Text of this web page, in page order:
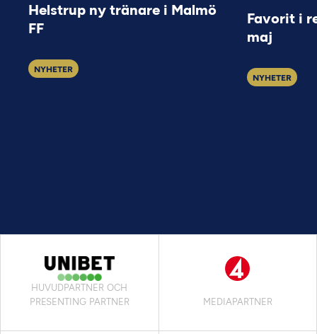
Helstrup ny tränare i Malmö
FF
NYHETER
Favorit i
maj
NYHETER
HUVUDPARTNER OCH
PRESENTING PARTNER
MEDIAPARTNER